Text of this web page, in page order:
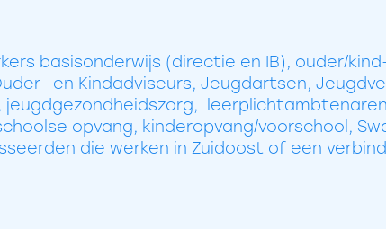
basisonderwijs (directie en IB), ouder/
en Kindadviseurs, Jeugdartsen,
jeugdgezondheidszorg,
opvang, kinderopvang/voorschool,
die werken in Zuidoost of een